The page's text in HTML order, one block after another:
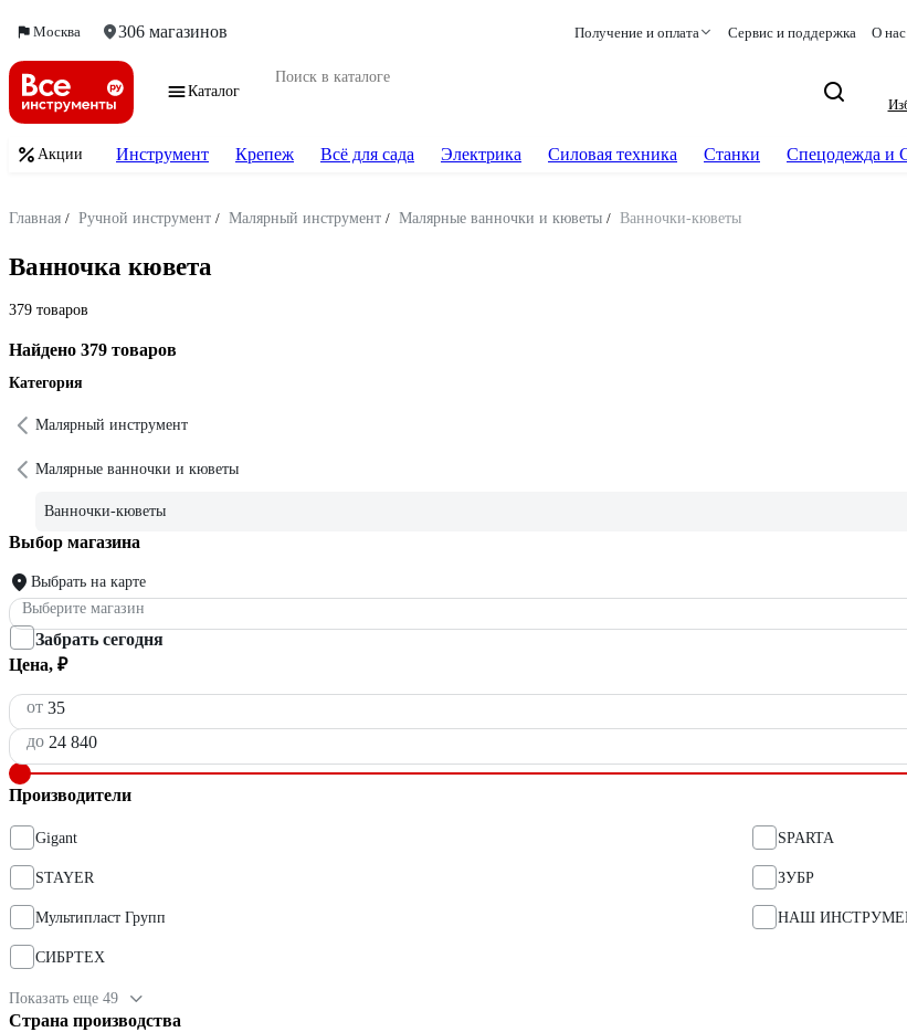
Москва 306 магазинов Получение и оплата Сервис и поддержка О нас
Каталог
Акции Инструмент Крепеж Всё для сада Электрика Силовая техника Станки Спецодежда и
Главная / Ручной инструмент / Малярный инструмент / Малярные ванночки и кюветы / Ванночки-кюветы
Ванночка кювета
379 товаров
Найдено 379 товаров
Категория
Малярный инструмент
Малярные ванночки и кюветы
Ванночки-кюветы
Выбор магазина
Выбрать на карте
Выберите магазин
Забрать сегодня
Цена, ₽
от
до
Производители
Gigant SPARTA
STAYER ЗУБР
Мультипласт Групп НАШ
СИБРТЕХ
Показать еще 49
Страна производства